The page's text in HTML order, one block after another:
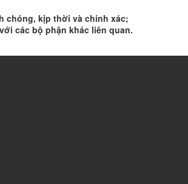
chóng, kịp thời và chính xác;
các bộ phận khác liên quan.